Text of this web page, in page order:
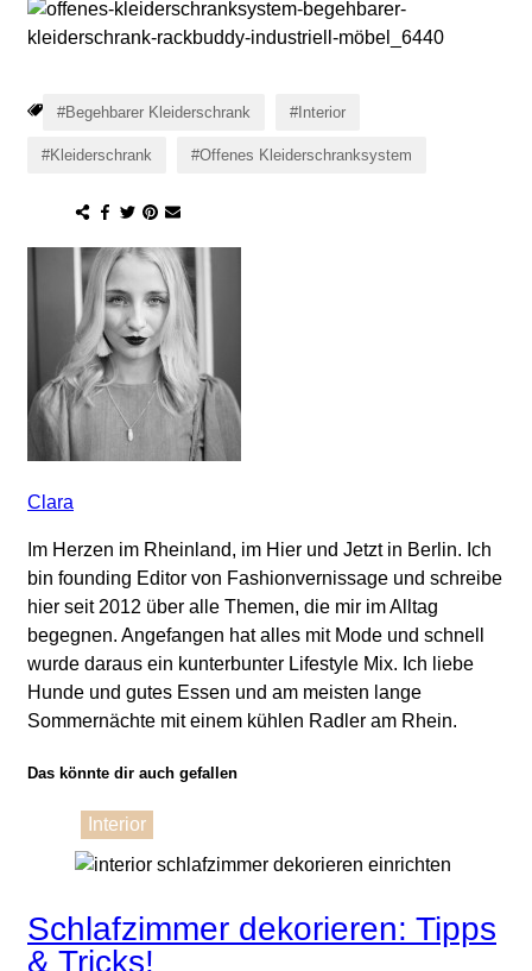
Begehbarer Kleiderschrank Interior
Kleiderschrank Offenes Kleiderschranksystem
Clara
Im Herzen im Rheinland, im Hier und Jetzt in Berlin. Ich
bin founding Editor von Fashionvernissage und schreibe
hier seit 2012 über alle Themen, die mir im Alltag
begegnen. Angefangen hat alles mit Mode und schnell
wurde daraus ein kunterbunter Lifestyle Mix. Ich liebe
Hunde und gutes Essen und am meisten lange
Sommernächte mit einem kühlen Radler am Rhein.
Das könnte dir auch gefallen
Interior
Schlafzimmer dekorieren: Tipps
& Tricks!